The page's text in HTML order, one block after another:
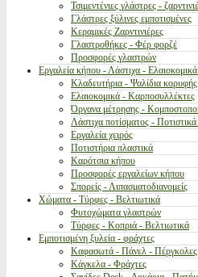
Τσιμεντένιες γλάστρες -
Γλάστρες ξύλινες εμποτισμένες
Κεραμικές Ζαρντινιέρες
Γλαστροθήκες - Φέρ φορζέ
Προσφορές γλαστρών
Εργαλεία κήπου - Λάστιχα -
Κλαδευτήρια - Ψαλίδια
Ελαιοκομικά - Καρποσυλλέκτες
Όργανα μέτρησης -
Λάστιχα ποτίσματος -
Εργαλεία χειρός
Ποτιστήρια πλαστικά
Καρότσια κήπου
Προσφορές εργαλείων κήπου
Σπορείς - Λιπασματοδιανομείς
Χώματα - Τύρφες - Βελτιωτικά
Φυτοχώματα γλαστρών
Τύρφες - Κοπριά - Βελτιωτικά
Εμποτισμένη ξυλεία - φράχτες
Καφασωτά - Πάνελ - Πέργκολες
Κάγκελα - Φράχτες